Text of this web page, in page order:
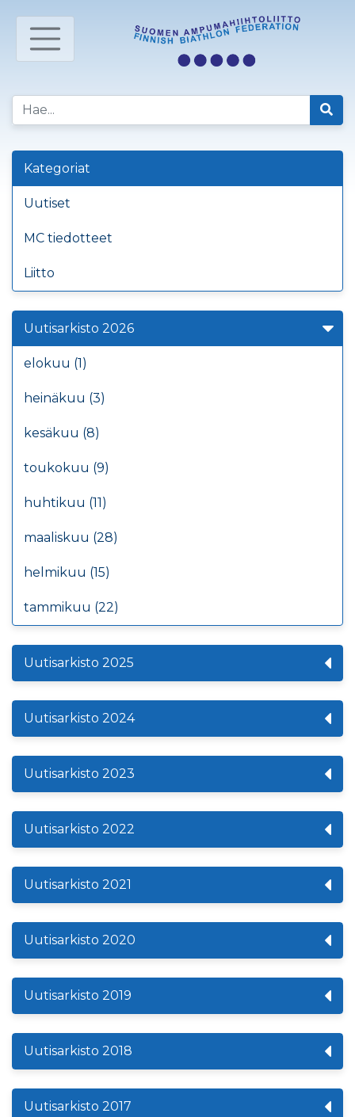
Kategoriat
Uutiset
MC tiedotteet
Liitto
Uutisarkisto 2026
elokuu (1)
heinäkuu (3)
kesäkuu (8)
toukokuu (9)
huhtikuu (11)
maaliskuu (28)
helmikuu (15)
tammikuu (22)
Uutisarkisto 2025
Uutisarkisto 2024
Uutisarkisto 2023
Uutisarkisto 2022
Uutisarkisto 2021
Uutisarkisto 2020
Uutisarkisto 2019
Uutisarkisto 2018
Uutisarkisto 2017